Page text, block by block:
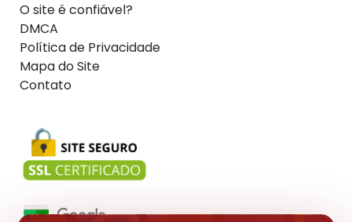
O site é confiável?
DMCA
Política de Privacidade
Mapa do Site
Contato